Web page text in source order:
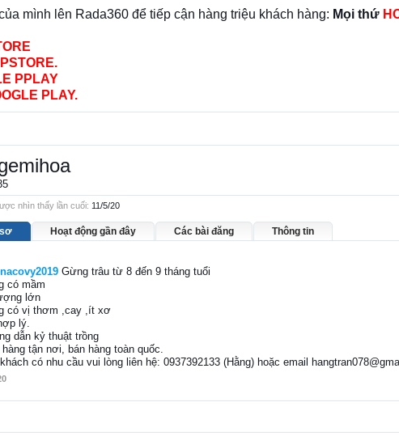
mình lên Rada360 để tiếp cận hàng triệu khách hàng: Mọi thứ
PPLAY
PLAY.
nhìn thấy lần cuối: 11/5/20
Hoạt động gần đây Các bài đăng Thông tin
Gừng trâu từ 8 đến 9 tháng tuổi
có mầm
lớn
có vị thơm ,cay ,ít xơ
lý.
dẫn kỷ thuật trồng
hàng tận nơi, bán hàng toàn quốc.
có nhu cầu vui lòng liên hệ: 0937392133 (Hằng) hoặc email